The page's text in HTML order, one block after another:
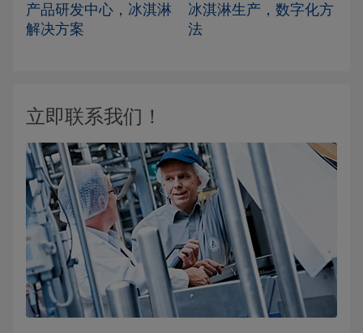
产品研发中心，冰淇淋
解决方案
冰淇淋生产，数字化方
法
立即联系我们！